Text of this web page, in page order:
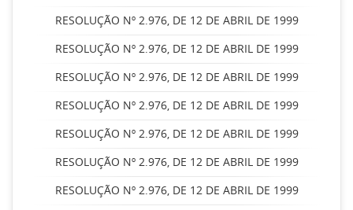
RESOLUÇÃO Nº 2.976, DE 12 DE ABRIL DE 1999
RESOLUÇÃO Nº 2.976, DE 12 DE ABRIL DE 1999
RESOLUÇÃO Nº 2.976, DE 12 DE ABRIL DE 1999
RESOLUÇÃO Nº 2.976, DE 12 DE ABRIL DE 1999
RESOLUÇÃO Nº 2.976, DE 12 DE ABRIL DE 1999
RESOLUÇÃO Nº 2.976, DE 12 DE ABRIL DE 1999
RESOLUÇÃO Nº 2.976, DE 12 DE ABRIL DE 1999